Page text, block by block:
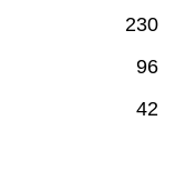
230
96
42